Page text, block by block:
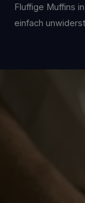
Fluffige Muffins
einfach